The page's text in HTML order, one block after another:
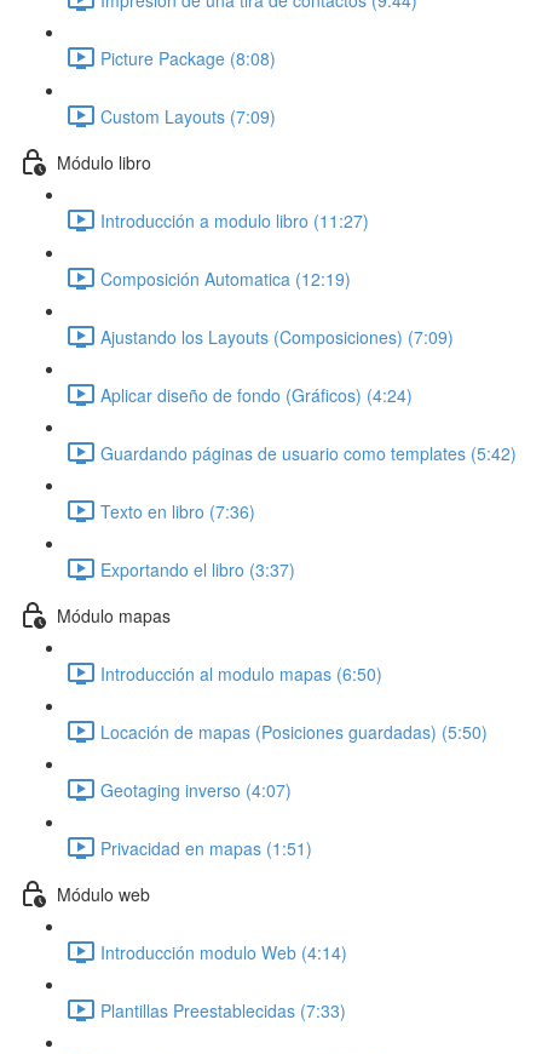
Picture Package (8:08)
Custom Layouts (7:09)
Módulo libro
Introducción a modulo libro (11:27)
Composición Automatica (12:19)
Ajustando los Layouts (Composiciones) (7:09)
Aplicar diseño de fondo (Gráficos) (4:24)
Guardando páginas de usuario como templates (5:42)
Texto en libro (7:36)
Exportando el libro (3:37)
Módulo mapas
Introducción al modulo mapas (6:50)
Locación de mapas (Posiciones guardadas) (5:50)
Geotaging inverso (4:07)
Privacidad en mapas (1:51)
Módulo web
Introducción modulo Web (4:14)
Plantillas Preestablecidas (7:33)